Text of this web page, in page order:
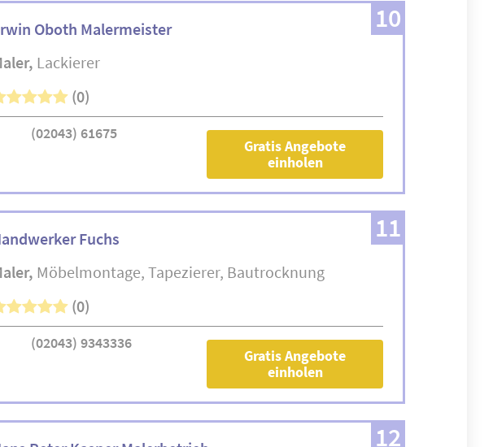
10
Oboth Malermeister
Lackierer
(0)
(02043) 61675
Gratis Angebote
einholen
11
Fuchs
Möbelmontage Tapezierer Bautrocknung
(0)
(02043) 9343336
Gratis Angebote
einholen
12